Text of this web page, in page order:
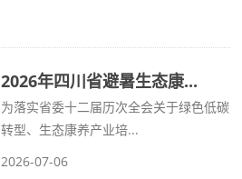
2026年四川省避暑生态康...
为落实省委十二届历次全会关于绿色低碳
转型、生态康养产业培...
2026-07-06